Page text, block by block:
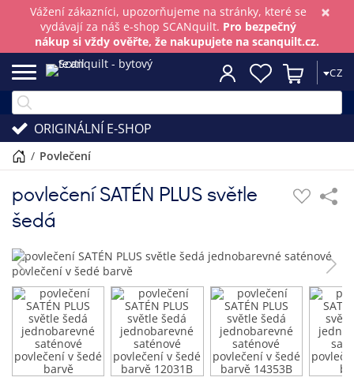
×
Vážení zákazníci, upozorňujeme na stránky, které se
vydávají za náš e-shop SCANquilt. Pro bezpečný
nákup si vždy ověřte, že nakupujete na scanquilt.cz.
CZ
ORIGINÁLNÍ E-SHOP
/ povlečení
povlečení SATÉN PLUS světle
šedá